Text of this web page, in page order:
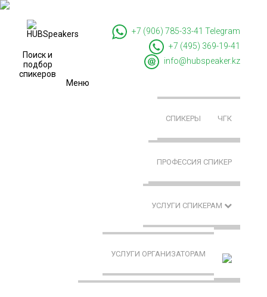
Поиск и
подбор
спикеров
+7 (906) 785-33-41 Telegram
+7 (495) 369-19-41
info@hubspeaker.kz
Меню
СПИКЕРЫ ЧГК
ПРОФЕССИЯ СПИКЕР
УСЛУГИ СПИКЕРАМ
УСЛУГИ ОРГАНИЗАТОРАМ